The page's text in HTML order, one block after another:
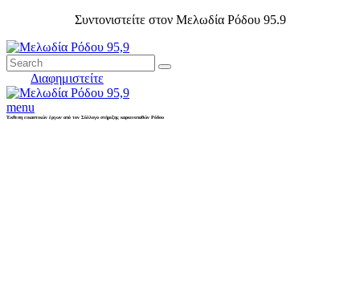
Συντονιστείτε στον Μελωδία Ρόδου 95.9
Διαφημιστείτε
menu
Έκθεση εικαστικών έργων από τον Σύλλογο στήριξης καρκινοπαθών Ρόδου